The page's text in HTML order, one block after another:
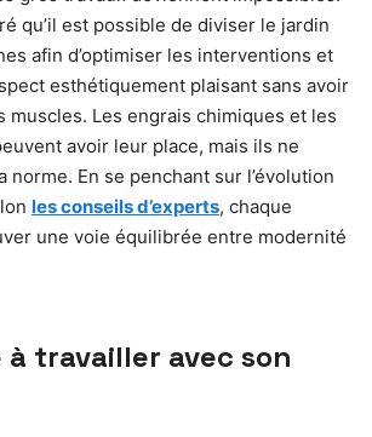
qu’il est possible de diviser le jardin
afin d’optimiser les interventions et
esthétiquement plaisant sans avoir
muscles. Les engrais chimiques et les
avoir leur place, mais ils ne
norme. En se penchant sur l’évolution
les conseils d’experts, chaque
une voie équilibrée entre modernité
travailler avec son